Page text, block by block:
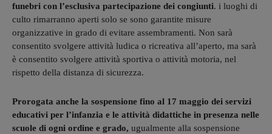
funebri con l’esclusiva partecipazione dei congiunti. i luoghi di
culto rimarranno aperti solo se sono garantite misure
organizzative in grado di evitare assembramenti. Non sarà
consentito svolgere attività ludica o ricreativa all’aperto, ma sarà
è consentito svolgere attività sportiva o attività motoria, nel
rispetto della distanza di sicurezza.
Prorogata anche la sospensione fino al 17 maggio dei servizi
educativi per l’infanzia e le attività didattiche in presenza nelle
scuole di ogni ordine e grado, ugualmente alla sospensione